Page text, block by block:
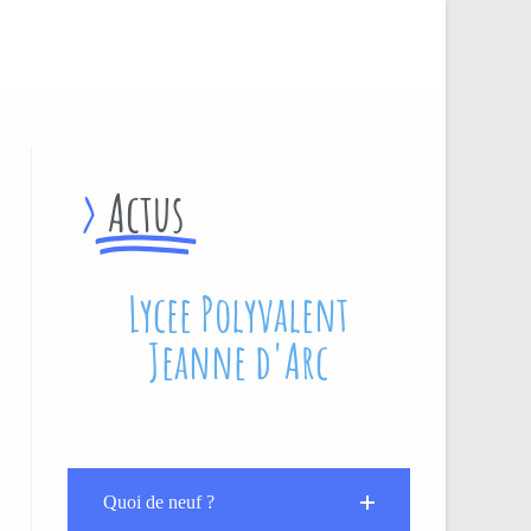
> Actus
Lycee Polyvalent
Jeanne d'Arc
Quoi de neuf ?